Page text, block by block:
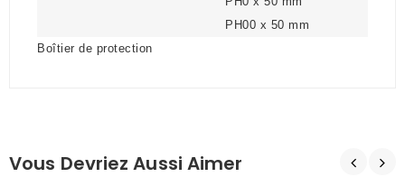
PH00 x 50 mm
Boîtier de protection
Vous Devriez Aussi Aimer